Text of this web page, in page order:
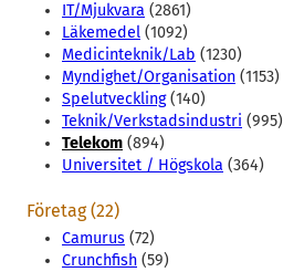
IT/Mjukvara (2861)
Läkemedel (1092)
Medicinteknik/Lab (1230)
Myndighet/Organisation (1153)
Spelutveckling(140)
Teknik/Verkstadsindustri (995)
Telekom (894)
Universitet / Högskola (364)
Företag (22)
Camurus (72)
Crunchfish (59)